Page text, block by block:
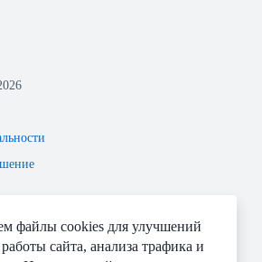
файлы cookies для улучшений
сайта, анализа трафика и